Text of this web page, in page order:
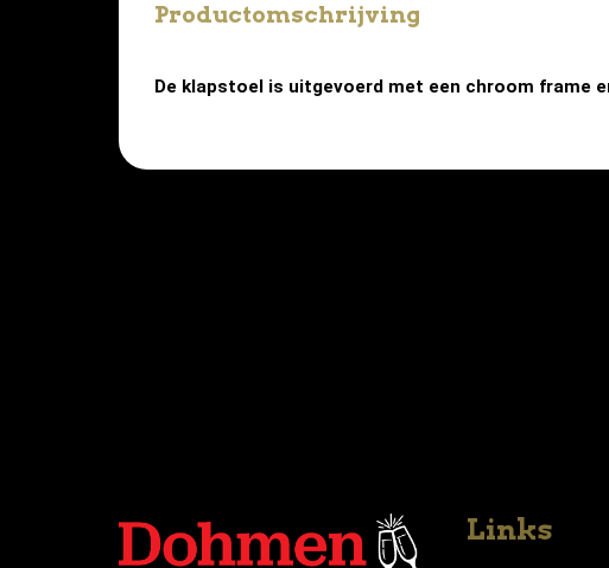
Productomschrijving
De klapstoel is uitgevoerd met een chroom frame
Links